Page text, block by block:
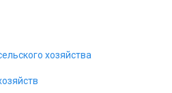
хозяйства